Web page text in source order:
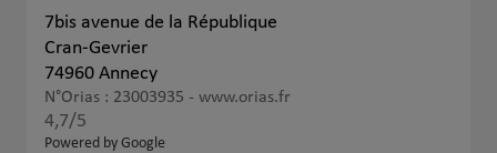
7bis avenue de la République
Cran-Gevrier
74960 Annecy
N°Orias : 23003935 - www.orias.fr
4,7/5
Powered by Google